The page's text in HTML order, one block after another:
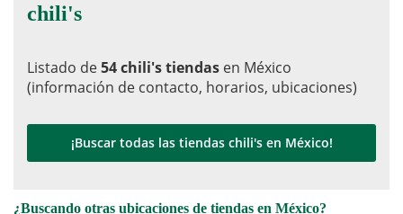
chili's
Listado de54 chili's tiendas en México
(información de contacto, horarios, ubicaciones)
¡Buscar todas las tiendas chili's en México!
¿Buscando otras ubicaciones de tiendas en México?